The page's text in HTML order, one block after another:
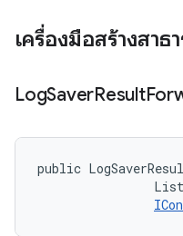
เครื่องมือสร้างสาธ
LogSaverResult
public